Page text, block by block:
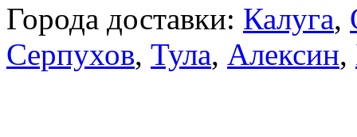
Города доставки: Калуга,
Серпухов, Тула, Алексин,